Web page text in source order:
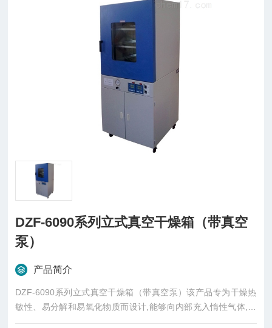
DZF-6090系列立式真空干燥箱（带真空
泵）
产品简介
DZF-6090系列立式真空干燥箱（带真空泵）该产品专为干燥热
敏性、易分解和易氧化物质而设计,能够向内部充入惰性气体,特
别是一些成分复杂的物品也能进行快速干燥,广泛应用于电子和化